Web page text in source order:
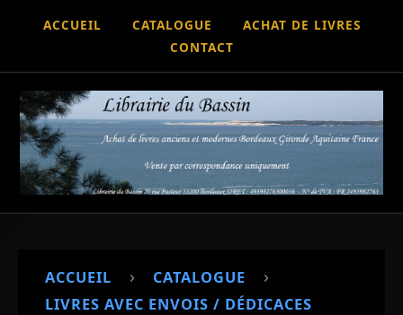
ACCUEIL CATALOGUE
ACHAT DE LIVRES
CONTACT
ACCUEIL › CATALOGUE ›
LIVRES AVEC ENVOIS / DÉDICACES